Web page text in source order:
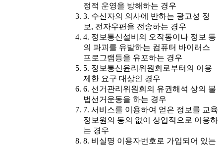
정적 운영을 방해하는 경우
3. 수신자의 의사에 반하는 광고성 정
보, 전자우편을 전송하는 경우
4. 정보통신설비의 오작동이나 정보 등
의 파괴를 유발하는 컴퓨터 바이러스
프로그램등을 유포하는 경우
5. 정보통신윤리위원회로부터의 이용
제한 요구 대상인 경우
6. 선거관리위원회의 유권해석 상의 불
법선거운동을 하는 경우
7. 서비스를 이용하여 얻은 정보를 교육
정보원의 동의 없이 상업적으로 이용하
는 경우
8. 비실명 이용자번호로 가입되어 있는